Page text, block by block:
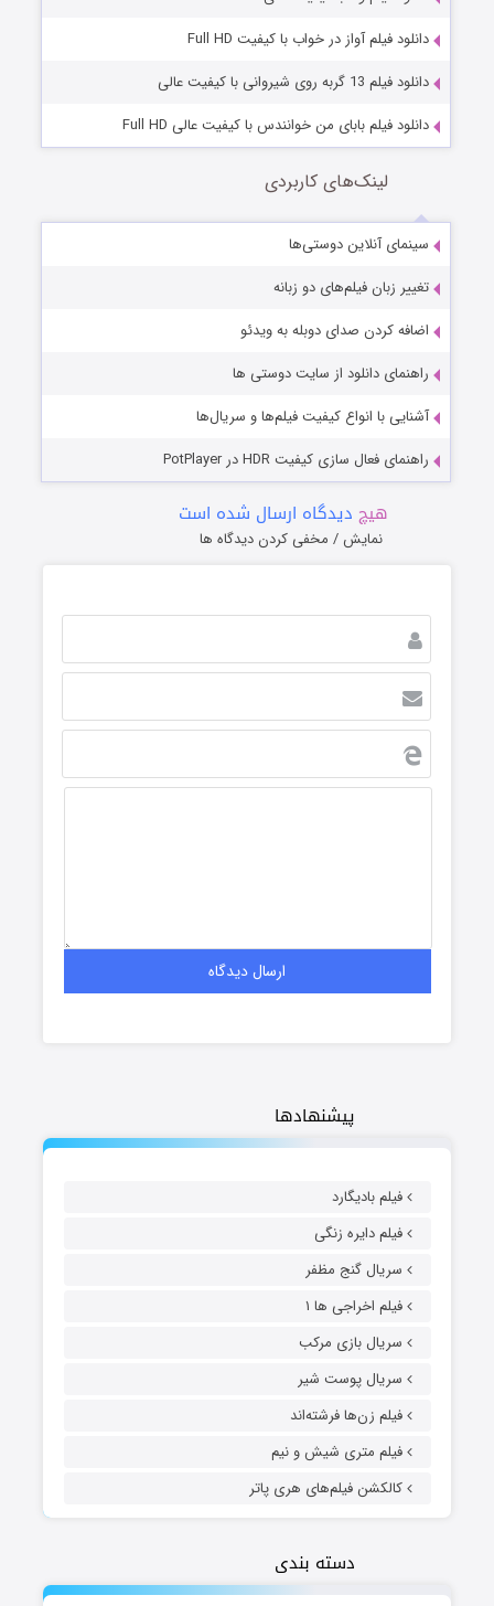
پیشنهادها
فیلم بادیگارد
فیلم دایره زنگی
سریال گنج مظفر
فیلم اخراجی ها ۱
سریال بازی مرکب
سریال پوست شیر
فیلم زن‌ها فرشته‌اند
فیلم متری شیش و نیم
کالکشن فیلم‌های هری پاتر
دسته بندی
دانلود فیلم آواز در خواب با کیفیت Full HD
دانلود فیلم 13 گربه روی شیروانی با کیفیت عالی
دانلود فیلم بابای من خوانندس با کیفیت عالی Full HD
لینک‌های کاربردی
سینمای آنلاین دوستی‌ها
تغییر زبان فیلم‌های دو زبانه
اضافه کردن صدای دوبله به ویدئو
راهنمای دانلود از سایت دوستی ها
آشنایی با انواع کیفیت فیلم‌ها و سریال‌ها
راهنمای فعال سازی کیفیت HDR در PotPlayer
هیچ دیدگاه ارسال شده است
نمایش / مخفی کردن دیدگاه ها